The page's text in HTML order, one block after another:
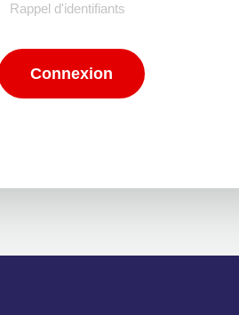
Rappel d'identifiants